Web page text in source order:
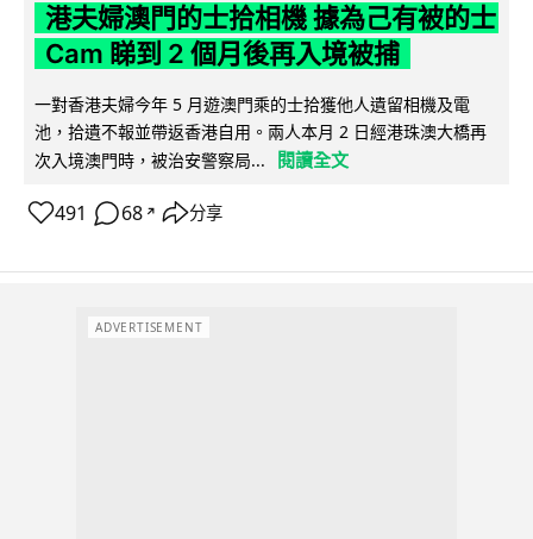
港夫婦澳門的士拾相機 據為己有被的士
Cam 睇到 2 個月後再入境被捕
一對香港夫婦今年 5 月遊澳門乘的士拾獲他人遺留相機及電
池，拾遺不報並帶返香港自用。兩人本月 2 日經港珠澳大橋再
次入境澳門時，被治安警察局...
閱讀全文
491 68 ↗ 分享
ADVERTISEMENT